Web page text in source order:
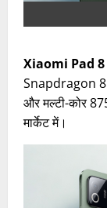
Xiaomi Pad
Snapdragon 8
और मल्टी-कोर
मार्केट में।